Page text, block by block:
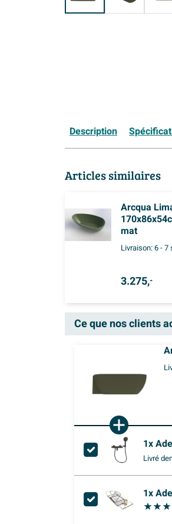
Description
Articles similaires
Arcqua
mat
Livraison:6 - 7
3.275,-
Ce que nos clients
1x
Livré
1x